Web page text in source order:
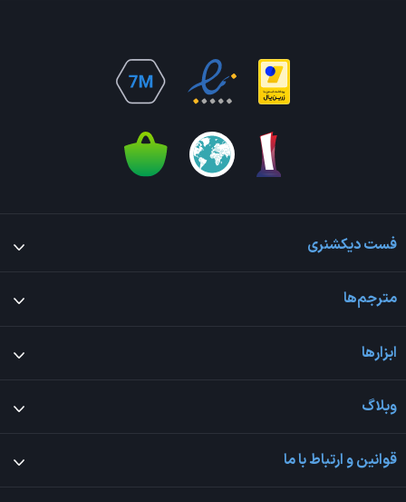
فست دیکشنری
مترجم‌ها
ابزارها
وبلاگ
قوانین و ارتباط با ما